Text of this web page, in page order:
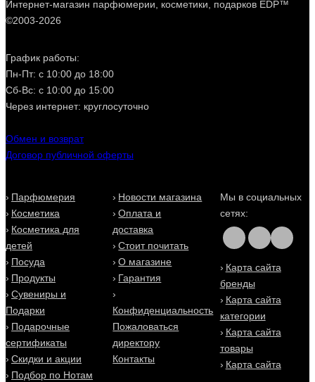
Заказать духи Помпеи (Pompeii) в Киеве легко и просто в
2 клика - доставка для Вас будет быстрой, выгодной и
Интернет-магазин парфюмерии, косметики, подарков EDP™
©2003-2026
График работы:
Пн-Пт: с 10:00 до 18:00
Сб-Вс: с 10:00 до 15:00
Через интернет: круглосуточно
Обмен и возврат
Договор публичной оферты
Парфюмерия
Косметика
Косметика для
детей
Посуда
Продукты
Сувениры и
Подарки
Подарочные
сертификаты
Скидки и акции
Подбор по Нотам
Новости магазина
Оплата и
доставка
Стоит почитать
О магазине
Гарантия
Конфиденциальность
Пожаловаться
директору
Контакты
Мы в социальных
сетях:
Карта сайта
бренды
Карта сайта
категории
Карта сайта
товары
Карта сайта